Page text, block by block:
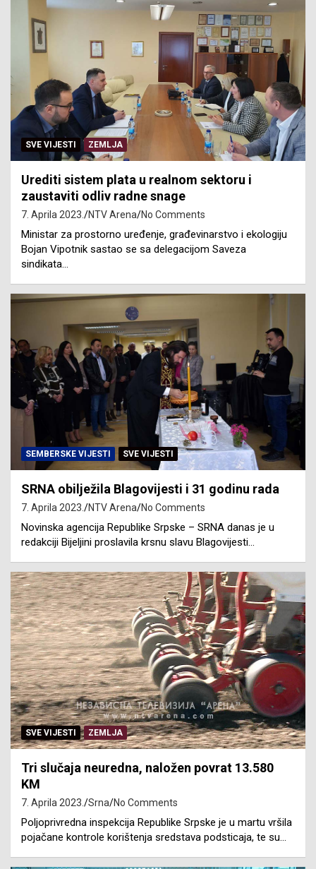
SVE VIJESTI ZEMLJA
Urediti sistem plata u realnom sektoru i
zaustaviti odliv radne snage
7. Aprila 2023. NTV Arena No Comments
Ministar za prostorno uređenje, građevinarstvo i ekologiju
Bojan Vipotnik sastao se sa delegacijom Saveza
sindikata…
SEMBERSKE VIJESTI SVE VIJESTI
SRNA obilježila Blagovijesti i 31 godinu rada
7. Aprila 2023. NTV Arena No Comments
Novinska agencija Republike Srpske – SRNA danas je u
redakciji Bijeljini proslavila krsnu slavu Blagovijesti…
SVE VIJESTI ZEMLJA
Tri slučaja neuredna, naložen povrat 13.580
KM
7. Aprila 2023. Srna No Comments
Poljoprivredna inspekcija Republike Srpske je u martu vršila
pojačane kontrole korištenja sredstava podsticaja, te su…